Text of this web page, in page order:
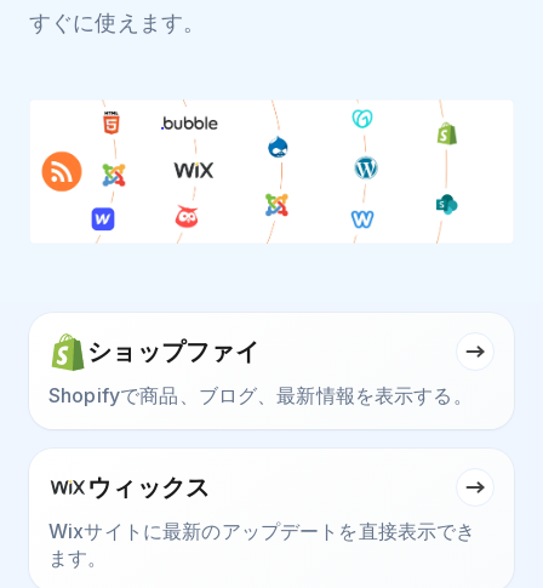
すぐに使えます。
ショップファイ
Shopifyで商品、ブログ、最新情報を表示する。
ウィックス
Wixサイトに最新のアップデートを直接表示でき
ます。